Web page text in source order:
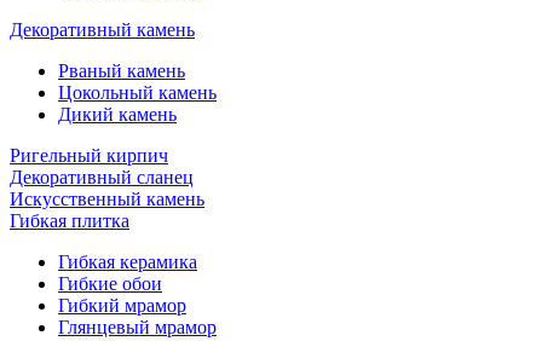
Декоративный камень
Рваный камень
Цокольный камень
Дикий камень
Ригельный кирпич
Декоративный сланец
Искусственный камень
Гибкая плитка
Гибкая керамика
Гибкие обои
Гибкий мрамор
Глянцевый мрамор